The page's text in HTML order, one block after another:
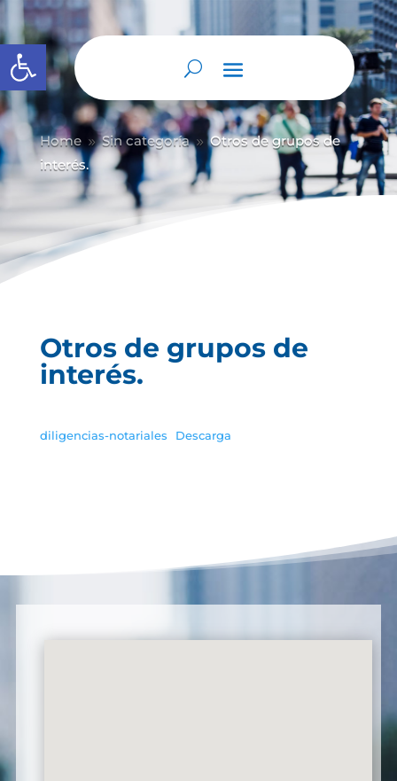
Abrir barra de herramientas
Home 9 Sin categoría 9 Otros de grupos de
interés.
Otros de grupos de
interés.
diligencias-notariales Descarga